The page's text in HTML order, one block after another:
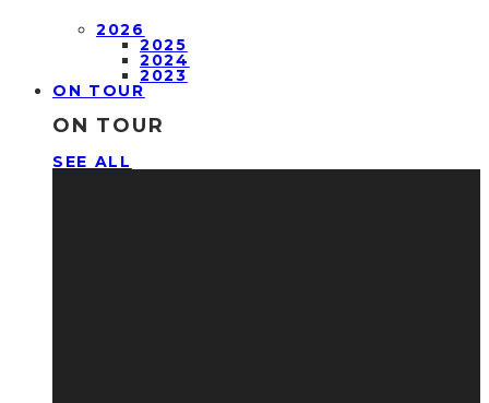
2026
2025
2024
2023
ON TOUR
ON TOUR
SEE ALL